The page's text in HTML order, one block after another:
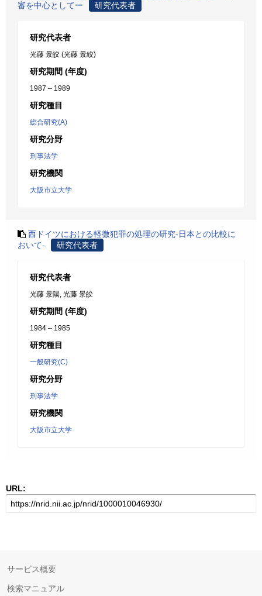
審を中心としてー
研究代表者
研究代表者
光藤 景皎 (光藤 景絞)
研究期間 (年度)
1987 – 1989
研究種目
総合研究(A)
研究分野
刑事法学
研究機関
大阪市立大学
西ドイツにおける軽微犯罪の処理の研究-日本との比較に
おいて-
研究代表者
研究代表者
光藤 景陽, 光藤 景皎
研究期間 (年度)
1984 – 1985
研究種目
一般研究(C)
研究分野
刑事法学
研究機関
大阪市立大学
URL:
サービス概要
検索マニュアル